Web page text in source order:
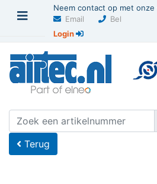
Neem contact op met onze
Email
Bel
Login
U bevindt zich hier Home
Terug